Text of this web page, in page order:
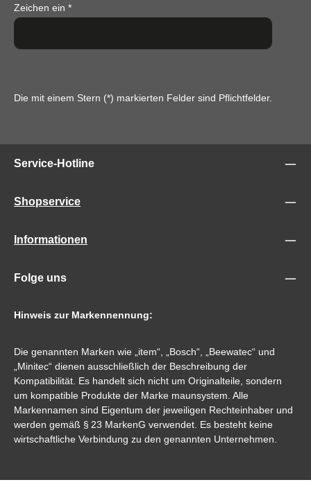
Zeichen ein *
Die mit einem Stern (*) markierten Felder sind Pflichtfelder.
Service-Hotline
Shopservice
Informationen
Folge uns
Hinweis zur Markennennung:
Die genannten Marken wie „item“, „Bosch“, „Beewatec“ und
„Minitec“ dienen ausschließlich der Beschreibung der
Kompatibilität. Es handelt sich nicht um Originalteile, sondern
um kompatible Produkte der Marke maunsystem. Alle
Markennamen sind Eigentum der jeweiligen Rechteinhaber und
werden gemäß § 23 MarkenG verwendet. Es besteht keine
wirtschaftliche Verbindung zu den genannten Unternehmen.